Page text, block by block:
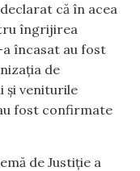
că în acea
îngrijirea
încasat au fost
de
și veniturile
fost confirmate
de Justiție a